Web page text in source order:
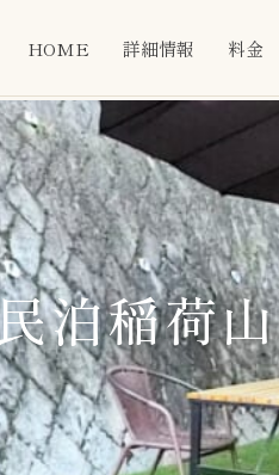
HOME 詳細情報 料金
泊稲荷山